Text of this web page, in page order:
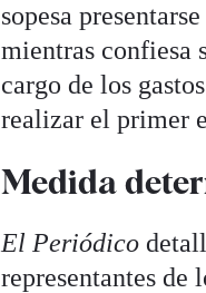
sopesa
mientras confiesa
cargo de los
realizar el primer
Medida
El Periódico
representantes de